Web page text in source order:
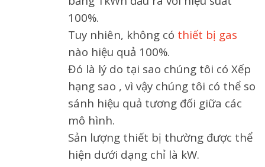
100%.
Tuy nhiên, không có thiết bị gas
nào hiệu quả 100%.
Đó là lý do tại sao chúng tôi có Xếp
hạng sao , vì vậy chúng tôi có thể so
sánh hiệu quả tương đối giữa các
mô hình.
Sản lượng thiết bị thường được thể
hiện dưới dạng chỉ là kW.